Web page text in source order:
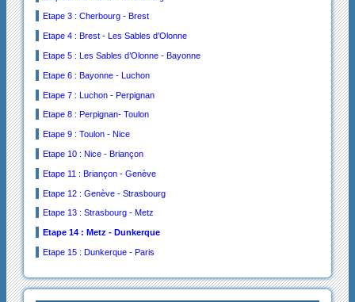
Etape 3 : Cherbourg - Brest
Etape 4 : Brest - Les Sables d’Olonne
Etape 5 : Les Sables d’Olonne - Bayonne
Etape 6 : Bayonne - Luchon
Etape 7 : Luchon - Perpignan
Etape 8 : Perpignan- Toulon
Etape 9 : Toulon - Nice
Etape 10 : Nice - Briançon
Etape 11 : Briançon - Genève
Etape 12 : Genève - Strasbourg
Etape 13 : Strasbourg - Metz
Etape 14 : Metz - Dunkerque
Etape 15 : Dunkerque - Paris